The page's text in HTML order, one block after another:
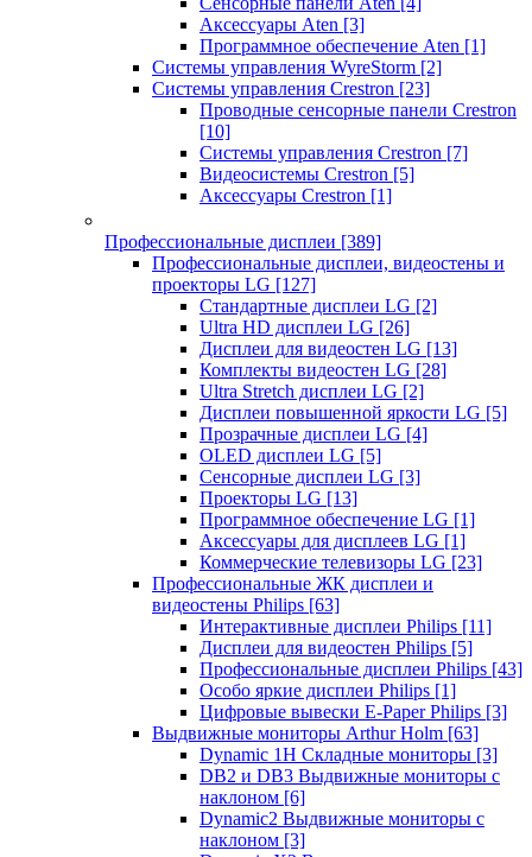
Аксессуары Aten [3]
Программное обеспечение Aten [1]
Системы управления WyreStorm [2]
Системы управления Crestron [23]
Проводные сенсорные панели Crestron
[10]
Системы управления Crestron [7]
Видеосистемы Crestron [5]
Аксессуары Crestron [1]
Профессиональные дисплеи [389]
Профессиональные дисплеи, видеостены и
проекторы LG [127]
Стандартные дисплеи LG [2]
Ultra HD дисплеи LG [26]
Дисплеи для видеостен LG [13]
Комплекты видеостен LG [28]
Ultra Stretch дисплеи LG [2]
Дисплеи повышенной яркости LG [5]
Прозрачные дисплеи LG [4]
OLED дисплеи LG [5]
Сенсорные дисплеи LG [3]
Проекторы LG [13]
Программное обеспечение LG [1]
Аксессуары для дисплеев LG [1]
Коммерческие телевизоры LG [23]
Профессиональные ЖК дисплеи и
видеостены Philips [63]
Интерактивные дисплеи Philips [11]
Дисплеи для видеостен Philips [5]
Профессиональные дисплеи Philips [43]
Особо яркие дисплеи Philips [1]
Цифровые вывески E-Paper Philips [3]
Выдвижные мониторы Arthur Holm [63]
Dynamic 1Н Складные мониторы [3]
DB2 и DB3 Выдвижные мониторы с
наклоном [6]
Dynamic2 Выдвижные мониторы с
наклоном [3]